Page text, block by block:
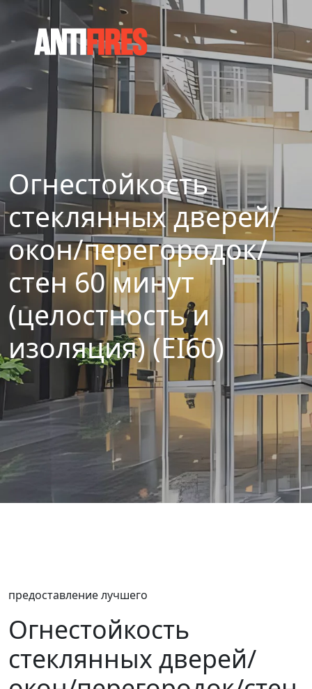
Огнестойкость
стеклянных дверей/
окон/перегородок/
стен 60 минут
(целостность и
изоляция) (EI60)
предоставление лучшего
Огнестойкость
стеклянных дверей/